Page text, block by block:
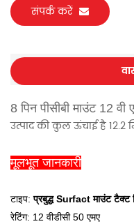
संपर्क करें
8 पिन पीसीबी माउंट 12
उत्पाद की कुल ऊंचाई है 12.2
मूलभूत जानकारी
टाइप:प्रबुद्ध Surfact माउंट टैक्ट
रेटिंग: 12 वीडीसी 50 एमए